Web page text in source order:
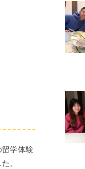
学体験
。